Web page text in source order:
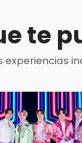
te
experiencias